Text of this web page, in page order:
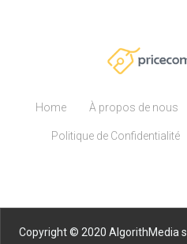
Home À propos de nous
Politique de Confidentialité
Copyright © 2020 AlgorithMedia